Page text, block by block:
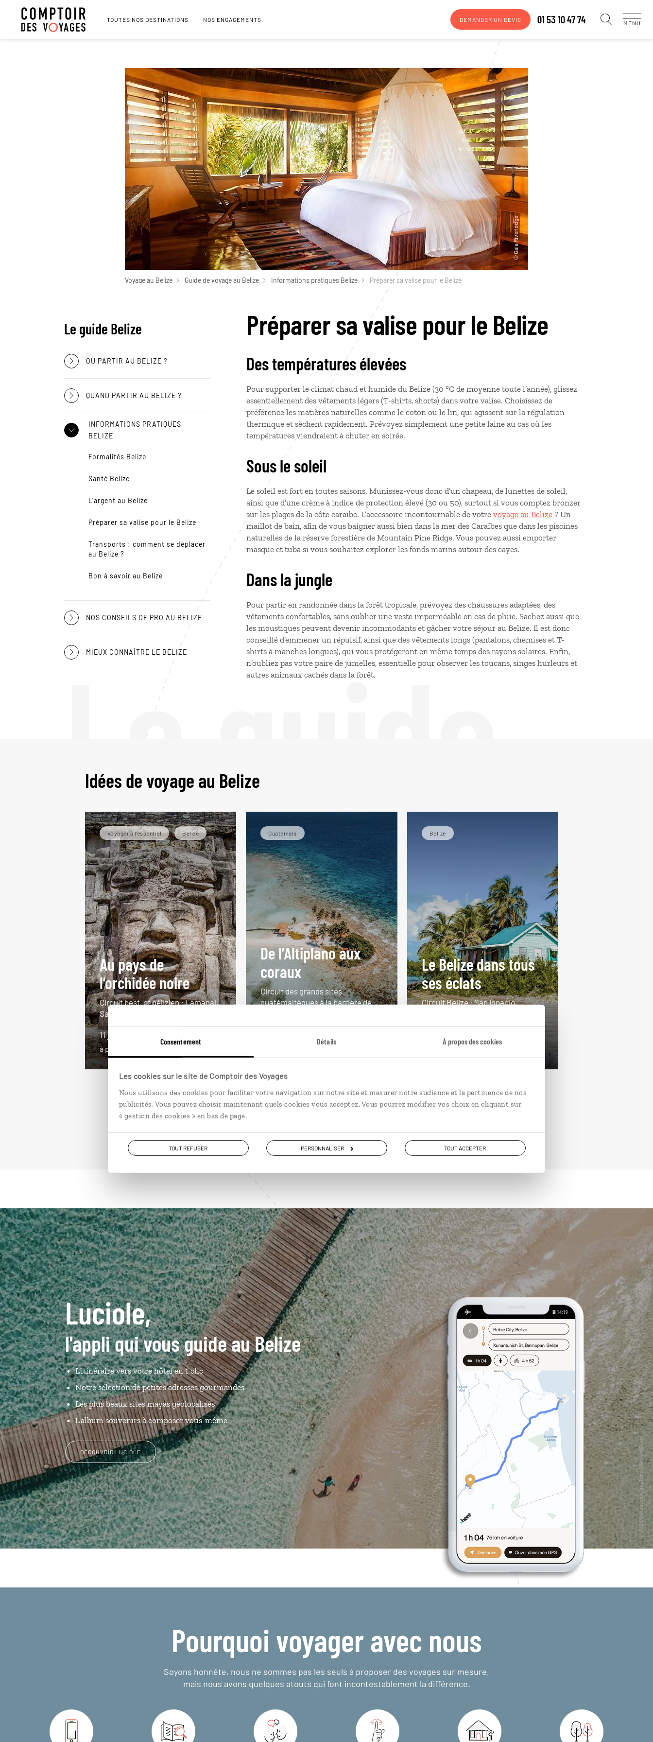
Consentement Détails À propos des cookies
Les cookies sur le site de Comptoir des Voyages
Nous utilisons des cookies pour faciliter votre navigation sur notre site et mesurer notre audience et la pertinence de nos
publicités. Vous pouvez choisir maintenant quels cookies vous acceptez. Vous pourrez modifier vos choix en cliquant sur
« gestion des cookies » en bas de page.
TOUT REFUSER PERSONNALISER TOUT ACCEPTER
TOUTES NOS DESTINATIONS NOS ENGAGEMENTS DEMANDER UN DEVIS 01 53 10 47 74 MENU
Voyage au Belize Guide de voyage au Belize Informations pratiques Belize Préparer sa valise pour le Belize
Le guide
Le guide Belize
OÙ PARTIR AU BELIZE ?
QUAND PARTIR AU BELIZE ?
INFORMATIONS PRATIQUES
BELIZE
Formalités Belize
Santé Belize
L'argent au Belize
Préparer sa valise pour le Belize
Transports : comment se déplacer
au Belize ?
Bon à savoir au Belize
NOS CONSEILS DE PRO AU BELIZE
MIEUX CONNAÎTRE LE BELIZE
Préparer sa valise pour le Belize
Des températures élevées
Pour supporter le climat chaud et humide du Belize (30 °C de moyenne toute l’année), glissez
essentiellement des vêtements légers (T-shirts, shorts) dans votre valise. Choisissez de
préférence les matières naturelles comme le coton ou le lin, qui agissent sur la régulation
thermique et sèchent rapidement. Prévoyez simplement une petite laine au cas où les
températures viendraient à chuter en soirée.
Sous le soleil
Le soleil est fort en toutes saisons. Munissez-vous donc d’un chapeau, de lunettes de soleil,
ainsi que d’une crème à indice de protection élevé (30 ou 50), surtout si vous comptez bronzer
sur les plages de la côte caraïbe. L’accessoire incontournable de votre voyage au Belize ? Un
maillot de bain, afin de vous baigner aussi bien dans la mer des Caraïbes que dans les piscines
naturelles de la réserve forestière de Mountain Pine Ridge. Vous pouvez aussi emporter
masque et tuba si vous souhaitez explorer les fonds marins autour des cayes.
Dans la jungle
Pour partir en randonnée dans la forêt tropicale, prévoyez des chaussures adaptées, des
vêtements confortables, sans oublier une veste imperméable en cas de pluie. Sachez aussi que
les moustiques peuvent devenir incommodants et gâcher votre séjour au Belize. Il est donc
conseillé d’emmener un répulsif, ainsi que des vêtements longs (pantalons, chemises et T-
shirts à manches longues), qui vous protégeront en même temps des rayons solaires. Enfin,
n’oubliez pas votre paire de jumelles, essentielle pour observer les toucans, singes hurleurs et
autres animaux cachés dans la forêt.
Idées de voyage au Belize
Voyager à l’essentiel Belize
Au pays de
l’orchidée noire
Circuit best-of bélizien : Lamanai,
San Ignacio, Ambergris Caye.
11 jours / 9 nuits
à partir de 4000€
Guatemala
De l’Altiplano aux
coraux
Circuit des grands sites
guatémaltèques à la barrière de
Belize
Le Belize dans tous
ses éclats
Circuit Belize : San Ignacio,
à partir de 4950€
Luciole,
l'appli qui vous guide au Belize
L’itinéraire vers votre hôtel en 1 clic
Notre sélection de petites adresses gourmandes
Les plus beaux sites mayas géolocalisés
L'album souvenirs à composer vous-même
DÉCOUVRIR LUCIOLE
Pourquoi voyager avec nous
Soyons honnête, nous ne sommes pas les seuls à proposer des voyages sur mesure,
mais nous avons quelques atouts qui font incontestablement la différence.